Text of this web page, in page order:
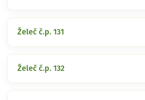
Želeč č.p. 131
Želeč č.p. 132